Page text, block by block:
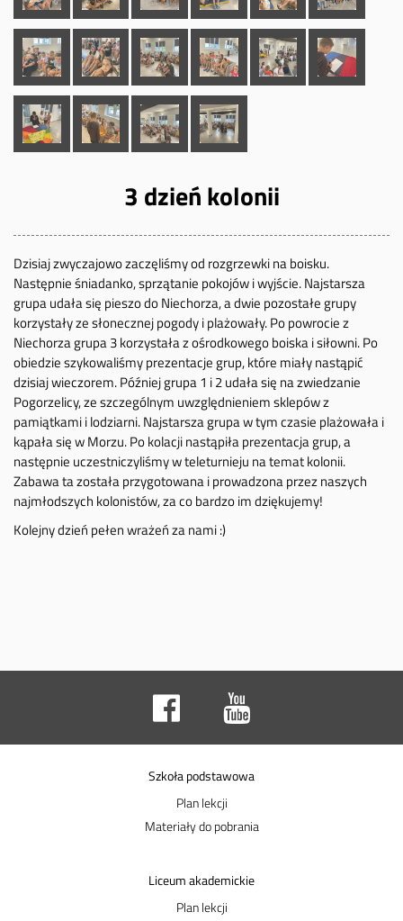
3 dzień kolonii
Dzisiaj zwyczajowo zaczęliśmy od rozgrzewki na boisku.
Następnie śniadanko, sprzątanie pokojów i wyjście. Najstarsza
grupa udała się pieszo do Niechorza, a dwie pozostałe grupy
korzystały ze słonecznej pogody i plażowały. Po powrocie z
Niechorza grupa 3 korzystała z ośrodkowego boiska i siłowni. Po
obiedzie szykowaliśmy prezentacje grup, które miały nastąpić
dzisiaj wieczorem. Później grupa 1 i 2 udała się na zwiedzanie
Pogorzelicy, ze szczególnym uwzględnieniem sklepów z
pamiątkami i lodziarni. Najstarsza grupa w tym czasie plażowała i
kąpała się w Morzu. Po kolacji nastąpiła prezentacja grup, a
następnie uczestniczyliśmy w teleturnieju na temat kolonii.
Zabawa ta została przygotowana i prowadzona przez naszych
najmłodszych kolonistów, za co bardzo im dziękujemy!
Kolejny dzień pełen wrażeń za nami :)
Szkoła podstawowa
Plan lekcji
Materiały do pobrania
Liceum akademickie
Plan lekcji